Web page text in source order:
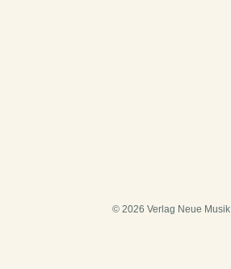
© 2026 Verlag Neue Musik